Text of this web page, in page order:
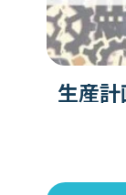
生産